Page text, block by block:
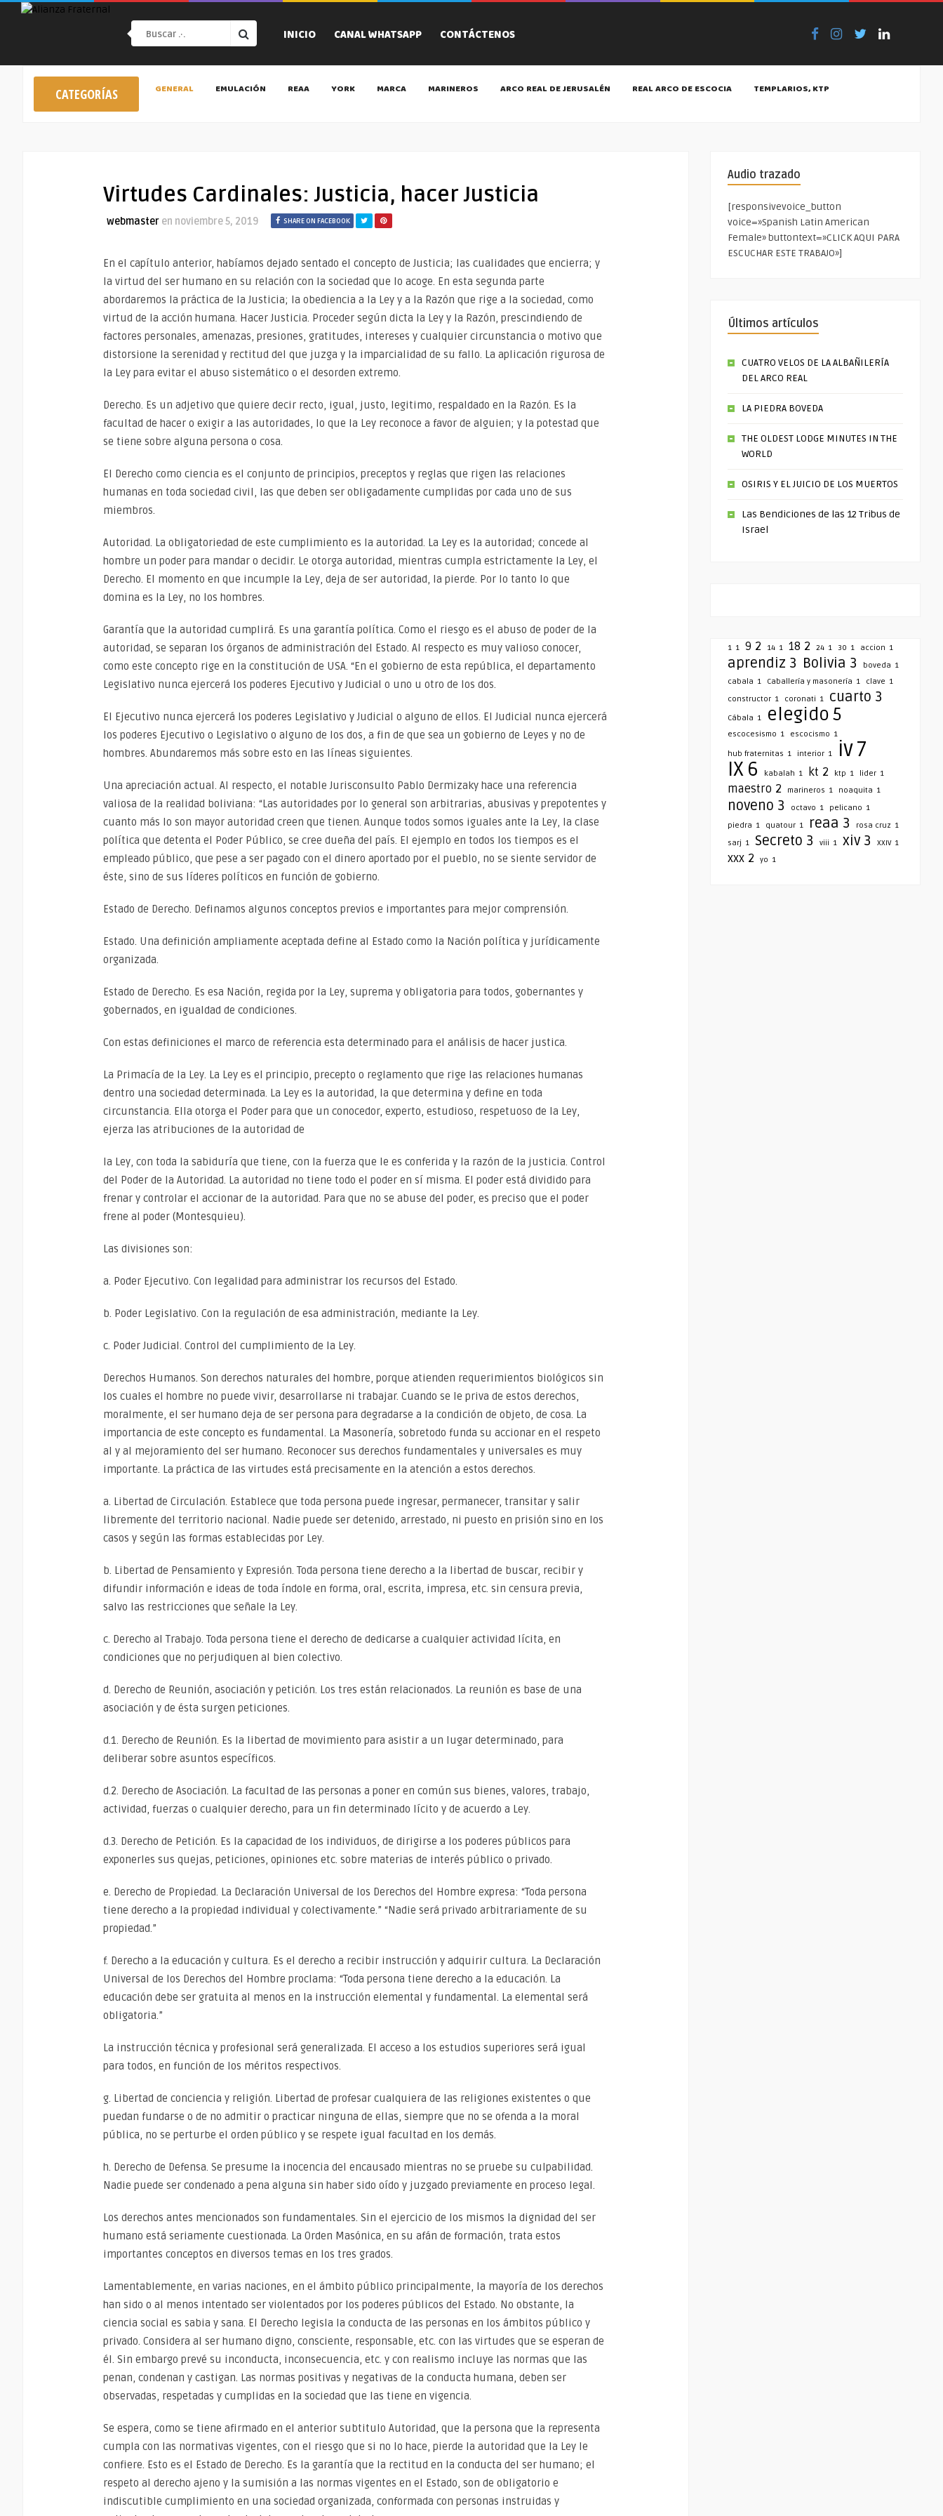
INICIO CANAL WHATSAPP CONTÁCTENOS
CATEGORÍAS GENERAL EMULACIÓN REAA YORK MARCA MARINEROS ARCO REAL DE JERUSALÉN REAL ARCO DE ESCOCIA TEMPLARIOS, KTP
Virtudes Cardinales: Justicia, hacer Justicia
webmaster en noviembre 5, 2019 SHARE ON FACEBOOK
En el capítulo anterior, habíamos dejado sentado el concepto de Justicia; las cualidades que encierra; y
la virtud del ser humano en su relación con la sociedad que lo acoge. En esta segunda parte
abordaremos la práctica de la Justicia; la obediencia a la Ley y a la Razón que rige a la sociedad, como
virtud de la acción humana. Hacer Justicia. Proceder según dicta la Ley y la Razón, prescindiendo de
factores personales, amenazas, presiones, gratitudes, intereses y cualquier circunstancia o motivo que
distorsione la serenidad y rectitud del que juzga y la imparcialidad de su fallo. La aplicación rigurosa de
la Ley para evitar el abuso sistemático o el desorden extremo.
Derecho. Es un adjetivo que quiere decir recto, igual, justo, legitimo, respaldado en la Razón. Es la
facultad de hacer o exigir a las autoridades, lo que la Ley reconoce a favor de alguien; y la potestad que
se tiene sobre alguna persona o cosa.
El Derecho como ciencia es el conjunto de principios, preceptos y reglas que rigen las relaciones
humanas en toda sociedad civil, las que deben ser obligadamente cumplidas por cada uno de sus
miembros.
Autoridad. La obligatoriedad de este cumplimiento es la autoridad. La Ley es la autoridad; concede al
hombre un poder para mandar o decidir. Le otorga autoridad, mientras cumpla estrictamente la Ley, el
Derecho. El momento en que incumple la Ley, deja de ser autoridad, la pierde. Por lo tanto lo que
domina es la Ley, no los hombres.
Garantía que la autoridad cumplirá. Es una garantía política. Como el riesgo es el abuso de poder de la
autoridad, se separan los órganos de administración del Estado. Al respecto es muy valioso conocer,
como este concepto rige en la constitución de USA. “En el gobierno de esta república, el departamento
Legislativo nunca ejercerá los poderes Ejecutivo y Judicial o uno u otro de los dos.
El Ejecutivo nunca ejercerá los poderes Legislativo y Judicial o alguno de ellos. El Judicial nunca ejercerá
los poderes Ejecutivo o Legislativo o alguno de los dos, a fin de que sea un gobierno de Leyes y no de
hombres. Abundaremos más sobre esto en las líneas siguientes.
Una apreciación actual. Al respecto, el notable Jurisconsulto Pablo Dermizaky hace una referencia
valiosa de la realidad boliviana: “Las autoridades por lo general son arbitrarias, abusivas y prepotentes y
cuanto más lo son mayor autoridad creen que tienen. Aunque todos somos iguales ante la Ley, la clase
política que detenta el Poder Público, se cree dueña del país. El ejemplo en todos los tiempos es el
empleado público, que pese a ser pagado con el dinero aportado por el pueblo, no se siente servidor de
éste, sino de sus líderes políticos en función de gobierno.
Estado de Derecho. Definamos algunos conceptos previos e importantes para mejor comprensión.
Estado. Una definición ampliamente aceptada define al Estado como la Nación política y jurídicamente
organizada.
Estado de Derecho. Es esa Nación, regida por la Ley, suprema y obligatoria para todos, gobernantes y
gobernados, en igualdad de condiciones.
Con estas definiciones el marco de referencia esta determinado para el análisis de hacer justica.
La Primacía de la Ley. La Ley es el principio, precepto o reglamento que rige las relaciones humanas
dentro una sociedad determinada. La Ley es la autoridad, la que determina y define en toda
circunstancia. Ella otorga el Poder para que un conocedor, experto, estudioso, respetuoso de la Ley,
ejerza las atribuciones de la autoridad de
la Ley, con toda la sabiduría que tiene, con la fuerza que le es conferida y la razón de la justicia. Control
del Poder de la Autoridad. La autoridad no tiene todo el poder en sí misma. El poder está dividido para
frenar y controlar el accionar de la autoridad. Para que no se abuse del poder, es preciso que el poder
frene al poder (Montesquieu).
Las divisiones son:
a. Poder Ejecutivo. Con legalidad para administrar los recursos del Estado.
b. Poder Legislativo. Con la regulación de esa administración, mediante la Ley.
c. Poder Judicial. Control del cumplimiento de la Ley.
Derechos Humanos. Son derechos naturales del hombre, porque atienden requerimientos biológicos sin
los cuales el hombre no puede vivir, desarrollarse ni trabajar. Cuando se le priva de estos derechos,
moralmente, el ser humano deja de ser persona para degradarse a la condición de objeto, de cosa. La
importancia de este concepto es fundamental. La Masonería, sobretodo funda su accionar en el respeto
al y al mejoramiento del ser humano. Reconocer sus derechos fundamentales y universales es muy
importante. La práctica de las virtudes está precisamente en la atención a estos derechos.
a. Libertad de Circulación. Establece que toda persona puede ingresar, permanecer, transitar y salir
libremente del territorio nacional. Nadie puede ser detenido, arrestado, ni puesto en prisión sino en los
casos y según las formas establecidas por Ley.
b. Libertad de Pensamiento y Expresión. Toda persona tiene derecho a la libertad de buscar, recibir y
difundir información e ideas de toda índole en forma, oral, escrita, impresa, etc. sin censura previa,
salvo las restricciones que señale la Ley.
c. Derecho al Trabajo. Toda persona tiene el derecho de dedicarse a cualquier actividad lícita, en
condiciones que no perjudiquen al bien colectivo.
d. Derecho de Reunión, asociación y petición. Los tres están relacionados. La reunión es base de una
asociación y de ésta surgen peticiones.
d.1. Derecho de Reunión. Es la libertad de movimiento para asistir a un lugar determinado, para
deliberar sobre asuntos específicos.
d.2. Derecho de Asociación. La facultad de las personas a poner en común sus bienes, valores, trabajo,
actividad, fuerzas o cualquier derecho, para un fin determinado lícito y de acuerdo a Ley.
d.3. Derecho de Petición. Es la capacidad de los individuos, de dirigirse a los poderes públicos para
exponerles sus quejas, peticiones, opiniones etc. sobre materias de interés público o privado.
e. Derecho de Propiedad. La Declaración Universal de los Derechos del Hombre expresa: “Toda persona
tiene derecho a la propiedad individual y colectivamente.” “Nadie será privado arbitrariamente de su
propiedad.”
f. Derecho a la educación y cultura. Es el derecho a recibir instrucción y adquirir cultura. La Declaración
Universal de los Derechos del Hombre proclama: “Toda persona tiene derecho a la educación. La
educación debe ser gratuita al menos en la instrucción elemental y fundamental. La elemental será
obligatoria.”
La instrucción técnica y profesional será generalizada. El acceso a los estudios superiores será igual
para todos, en función de los méritos respectivos.
g. Libertad de conciencia y religión. Libertad de profesar cualquiera de las religiones existentes o que
puedan fundarse o de no admitir o practicar ninguna de ellas, siempre que no se ofenda a la moral
pública, no se perturbe el orden público y se respete igual facultad en los demás.
h. Derecho de Defensa. Se presume la inocencia del encausado mientras no se pruebe su culpabilidad.
Nadie puede ser condenado a pena alguna sin haber sido oído y juzgado previamente en proceso legal.
Los derechos antes mencionados son fundamentales. Sin el ejercicio de los mismos la dignidad del ser
humano está seriamente cuestionada. La Orden Masónica, en su afán de formación, trata estos
importantes conceptos en diversos temas en los tres grados.
Lamentablemente, en varias naciones, en el ámbito público principalmente, la mayoría de los derechos
han sido o al menos intentado ser violentados por los poderes públicos del Estado. No obstante, la
ciencia social es sabia y sana. El Derecho legisla la conducta de las personas en los ámbitos público y
privado. Considera al ser humano digno, consciente, responsable, etc. con las virtudes que se esperan de
él. Sin embargo prevé su inconducta, inconsecuencia, etc. y con realismo incluye las normas que las
penan, condenan y castigan. Las normas positivas y negativas de la conducta humana, deben ser
observadas, respetadas y cumplidas en la sociedad que las tiene en vigencia.
Se espera, como se tiene afirmado en el anterior subtitulo Autoridad, que la persona que la representa
cumpla con las normativas vigentes, con el riesgo que si no lo hace, pierde la autoridad que la Ley le
confiere. Esto es el Estado de Derecho. Es la garantía que la rectitud en la conducta del ser humano; el
respeto al derecho ajeno y la sumisión a las normas vigentes en el Estado, son de obligatorio e
indiscutible cumplimiento en una sociedad organizada, conformada con personas instruidas y
Audio trazado
[responsivevoice_button
voice=»Spanish Latin American
Female» buttontext=»CLICK AQUI PARA
ESCUCHAR ESTE TRABAJO»]
Últimos artículos
CUATRO VELOS DE LA ALBAÑILERÍA
DEL ARCO REAL
LA PIEDRA BOVEDA
THE OLDEST LODGE MINUTES IN THE
WORLD
OSIRIS Y EL JUICIO DE LOS MUERTOS
Las Bendiciones de las 12 Tribus de
Israel
1 1 9 2 14 1 18 2 24 1 30 1 accion 1
aprendiz 3 Bolivia 3 boveda 1
cabala 1 Caballería y masonería 1 clave 1
constructor 1 coronati 1 cuarto 3
Cábala 1 elegido5
escocesismo 1 escocismo 1
hub fraternitas 1 interior 1 iv7
IX 6 kabalah 1 kt 2 ktp 1 lider 1
maestro 2 marineros 1 noaquita 1
noveno 3 octavo 1 pelicano 1
piedra 1 quatour 1 reaa 3 rosa cruz 1
sarj 1 Secreto 3 viii 1 xiv 3 XXIV 1
xxx 2 yo 1